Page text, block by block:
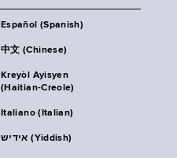
Español (Spanish)
中文 (Chinese)
Kreyòl Ayisyen
(Haitian-Creole)
Italiano (Italian)
אידיש (Yiddish)